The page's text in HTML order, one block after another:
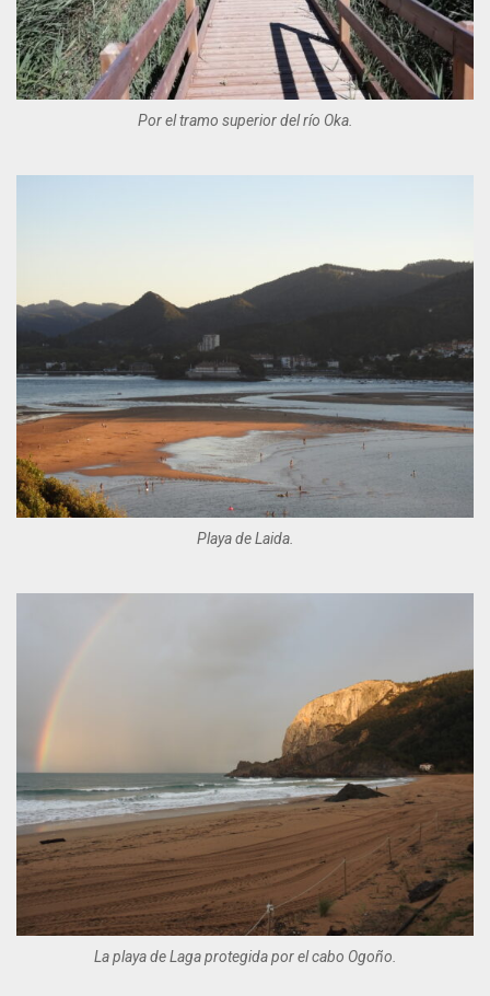
Por el tramo superior del río Oka.
Playa de Laida.
La playa de Laga protegida por el cabo Ogoño.